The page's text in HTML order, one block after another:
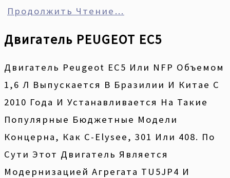
Продолжить Чтение…
Двигатель PEUGEOT EC5
Двигатель Peugeot EC5 Или NFP Объемом
1,6 Л Выпускается В Бразилии И Китае С
2010 Года И Устанавливается На Такие
Популярные Бюджетные Модели
Концерна, Как C-Elysee, 301 Или 408. По
Сути Этот Двигатель Является
Модернизацией Агрегата TU5JP4 И